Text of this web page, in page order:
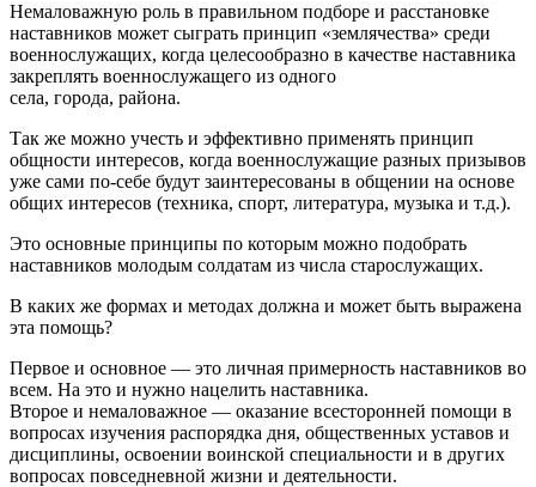
Немаловажную роль в правильном подборе и расстановке
наставников может сыграть принцип «землячества» среди
военнослужащих, когда целесообразно в качестве наставника
закреплять военнослужащего из одного
села, города, района.
Так же можно учесть и эффективно применять принцип
общности интересов, когда военнослужащие разных призывов
уже сами по-себе будут заинтересованы в общении на основе
общих интересов (техника, спорт, литература, музыка и т.д.).
Это основные принципы по которым можно подобрать
наставников молодым солдатам из числа старослужащих.
В каких же формах и методах должна и может быть выражена
эта помощь?
Первое и основное — это личная примерность наставников во
всем. На это и нужно нацелить наставника.
Второе и немаловажное — оказание всесторонней помощи в
вопросах изучения распорядка дня, общественных уставов и
дисциплины, освоении воинской специальности и в других
вопросах повседневной жизни и деятельности.